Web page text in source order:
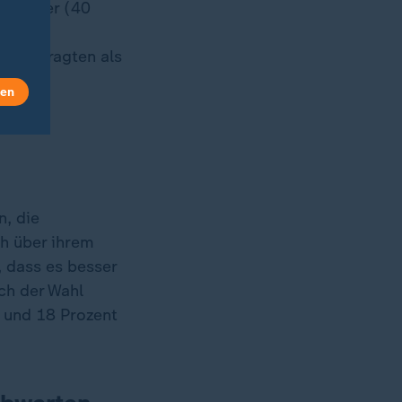
(40
der
Befragten als
die
über ihrem
es besser
der Wahl
18 Prozent